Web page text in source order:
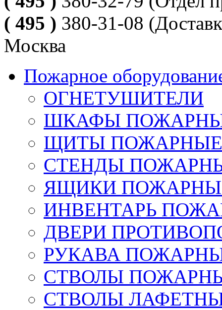
( 495 ) 380-31-08
Москва
Пожарное
ОГНЕТУШИТЕЛИ
ШКАФЫ
ЩИТЫ ПОЖАРНЫЕ
СТЕНДЫ
ЯЩИКИ ПОЖАРНЫЕ
ИНВЕНТАРЬ
ДВЕРИ
РУКАВА
СТВОЛЫ
СТВОЛЫ